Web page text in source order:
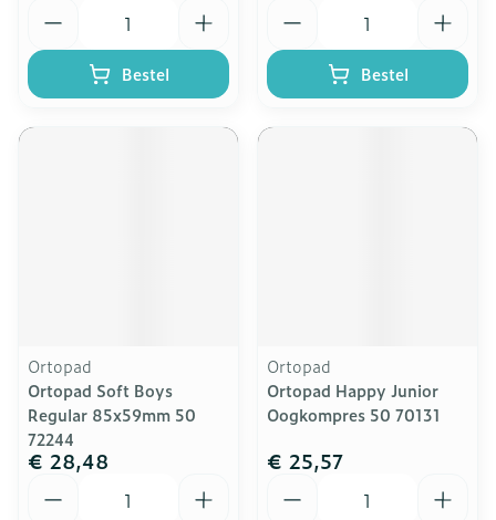
Bestel Bestel
Ortopad
Ortopad Soft Boys
Regular 85x59mm 50
72244
€ 28,48
Ortopad
Ortopad Happy Junior
Oogkompres 50 70131
€ 25,57